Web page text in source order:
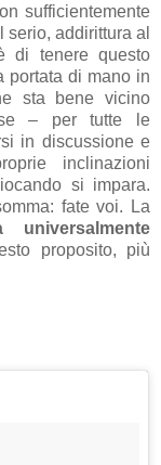
sufficientemente
addirittura al
di tenere questo
portata di mano in
sta bene vicino
– per tutte le
in discussione e
inclinazioni
si impara.
fate voi. La
universalmente
proposito, più